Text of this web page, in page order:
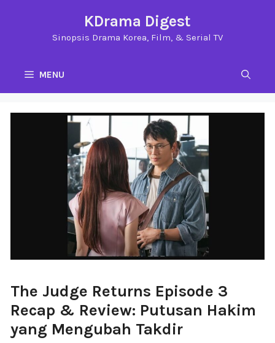
KDrama Digest
Sinopsis Drama Korea, Film, & Serial TV
MENU
The Judge Returns Episode 3
Recap & Review: Putusan Hakim
yang Mengubah Takdir